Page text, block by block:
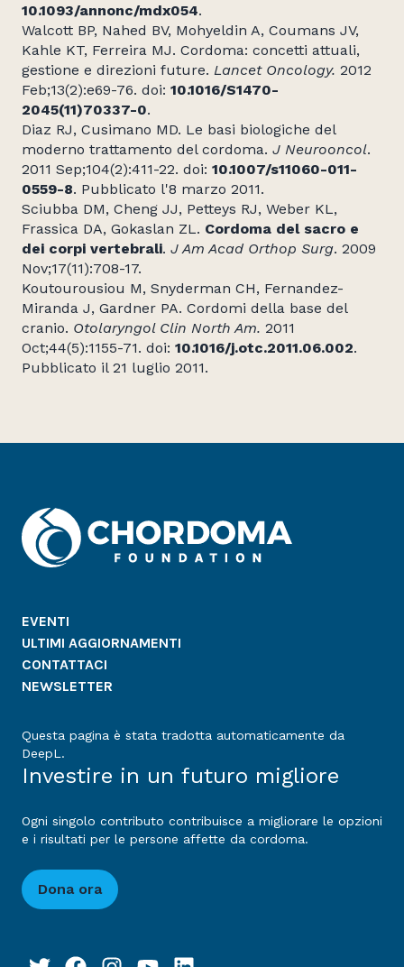
10.1093/annonc/mdx054.
Walcott BP, Nahed BV, Mohyeldin A, Coumans JV,
Kahle KT, Ferreira MJ. Cordoma: concetti attuali,
gestione e direzioni future. Lancet Oncology. 2012
Feb;13(2):e69-76. doi: 10.1016/S1470-
2045(11)70337-0.
Diaz RJ, Cusimano MD. Le basi biologiche del
moderno trattamento del cordoma. J Neurooncol.
2011 Sep;104(2):411-22. doi: 10.1007/s11060-011-
0559-8. Pubblicato l'8 marzo 2011.
Sciubba DM, Cheng JJ, Petteys RJ, Weber KL,
Frassica DA, Gokaslan ZL. Cordoma del sacro e
dei corpi vertebrali. J Am Acad Orthop Surg. 2009
Nov;17(11):708-17.
Koutourousiou M, Snyderman CH, Fernandez-
Miranda J, Gardner PA. Cordomi della base del
cranio. Otolaryngol Clin North Am. 2011
Oct;44(5):1155-71. doi: 10.1016/j.otc.2011.06.002.
Pubblicato il 21 luglio 2011.
EVENTI
ULTIMI AGGIORNAMENTI
CONTATTACI
NEWSLETTER
Questa pagina è stata tradotta automaticamente da
DeepL.
Investire in un futuro migliore
Ogni singolo contributo contribuisce a migliorare le opzioni
e i risultati per le persone affette da cordoma.
Dona ora